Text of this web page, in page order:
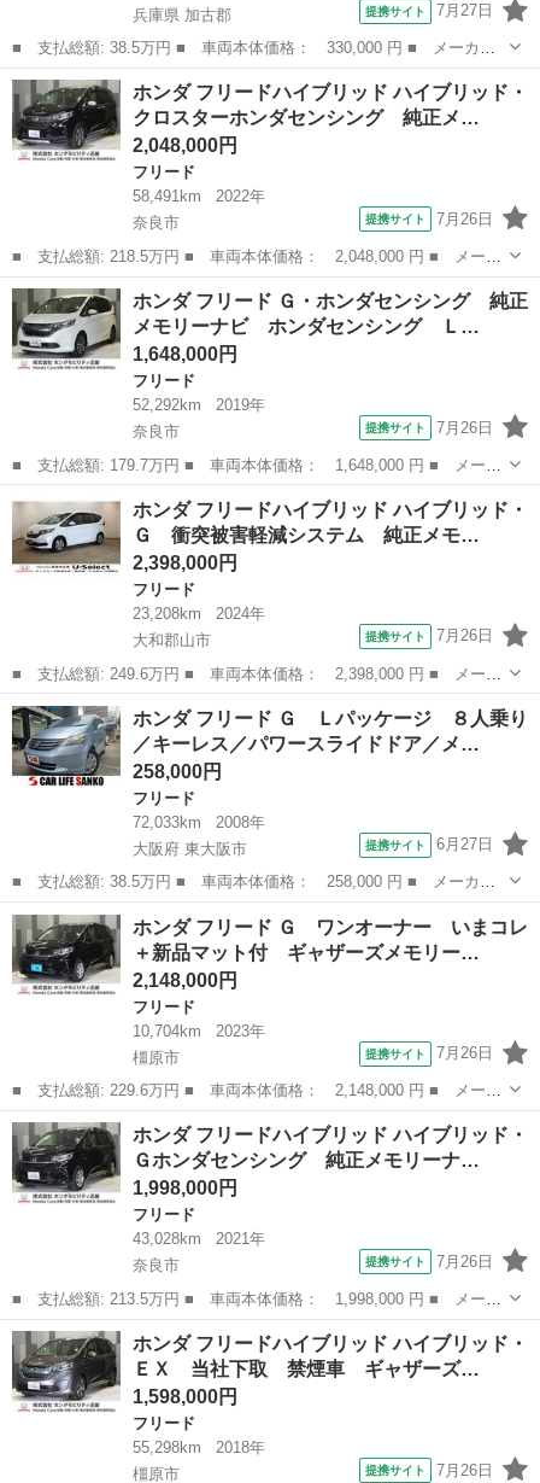
兵庫県 加古郡
提携サイト 7月27日
■ 支払総額: 38.5万円 ■ 車両本体価格： 330,000 円 ■ メーカー
名： ホンダ ■ 車種名： フリードハイブリッド ■ グレード
名： １２か月保証付 ジャストセレクション キーレス スマート
キー プッシュス...
兵庫 加古郡 フリード
ホンダ フリードハイブリッド ハイブリッド・
クロスターホンダセンシング 純正メ…
2,048,000円
フリード
58,491km
2022年
奈良市
提携サイト 7月26日
■ 支払総額: 218.5万円 ■ 車両本体価格： 2,048,000 円 ■ メーカ
ー名： ホンダ ■ 車種名： フリードハイブリッド ■ グレード
名： ハイブリッド・クロスターホンダセンシング 純正メモリーナ
ビ ホンダ...
奈良 奈良市 フリード
ホンダ フリード Ｇ・ホンダセンシング 純正
メモリーナビ ホンダセンシング Ｌ…
1,648,000円
フリード
52,292km
2019年
奈良市
提携サイト 7月26日
■ 支払総額: 179.7万円 ■ 車両本体価格： 1,648,000 円 ■ メーカ
ー名： ホンダ ■ 車種名： フリード ■ グレード名： Ｇ・ホン
ダセンシング 純正メモリーナビ ホンダセンシング ＬＥＤヘッド
ライト ...
奈良 奈良市 フリード
ホンダ フリードハイブリッド ハイブリッド・
Ｇ 衝突被害軽減システム 純正メモ…
2,398,000円
フリード
23,208km
2024年
大和郡山市
提携サイト 7月26日
■ 支払総額: 249.6万円 ■ 車両本体価格： 2,398,000 円 ■ メーカ
ー名： ホンダ ■ 車種名： フリードハイブリッド ■ グレード
名： ハイブリッド・Ｇ 衝突被害軽減システム 純正メモリーナ
ビ ＶＸＭ－...
奈良 大和郡山市 フリード
ホンダ フリード Ｇ Ｌパッケージ ８人乗り
／キーレス／パワースライドドア／メ…
258,000円
フリード
72,033km
2008年
大阪府 東大阪市
提携サイト 6月27日
■ 支払総額: 38.5万円 ■ 車両本体価格： 258,000 円 ■ メーカー
名： ホンダ ■ 車種名： フリード ■ グレード名： Ｇ Ｌパッ
ケージ ８人乗り／キーレス／パワースライドドア／メモリーナビ／
ワンセグＴＶ...
大阪 東大阪市 フリード
ホンダ フリード Ｇ ワンオーナー いまコレ
＋新品マット付 ギャザーズメモリー…
2,148,000円
フリード
10,704km
2023年
橿原市
提携サイト 7月26日
■ 支払総額: 229.6万円 ■ 車両本体価格： 2,148,000 円 ■ メーカ
ー名： ホンダ ■ 車種名： フリード ■ グレード名： Ｇ ワン
オーナー いまコレ＋新品マット付 ギャザーズメモリーナビ Ｃ
Ｄ ホンダ...
奈良 橿原市 フリード
ホンダ フリードハイブリッド ハイブリッド・
Ｇホンダセンシング 純正メモリーナ…
1,998,000円
フリード
43,028km
2021年
奈良市
提携サイト 7月26日
■ 支払総額: 213.5万円 ■ 車両本体価格： 1,998,000 円 ■ メーカ
ー名： ホンダ ■ 車種名： フリードハイブリッド ■ グレード
名： ハイブリッド・Ｇホンダセンシング 純正メモリーナビ ホン
ダセンシン...
奈良 奈良市 フリード
ホンダ フリードハイブリッド ハイブリッド・
ＥＸ 当社下取 禁煙車 ギャザーズ…
1,598,000円
フリード
55,298km
2018年
橿原市
提携サイト 7月26日